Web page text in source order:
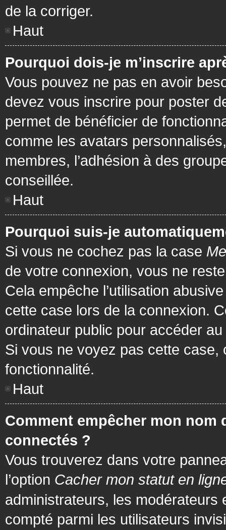
de la corriger.
Haut
Pourquoi dois-je m’inscrire
Vous pouvez ne pas en avoir
devez vous inscrire pour poster
permet de bénéficier de
comme les avatars
membres, l’adhésion à des
conseillée.
Haut
Pourquoi suis-je
Si vous ne cochez pas la case
de votre connexion, vous ne
Cela empêche l’utilisation
cette case lors de la connexion.
ordinateur public pour accéder
Si vous ne voyez pas cette case,
fonctionnalité.
Haut
Comment empêcher mon nom
connectés ?
Vous trouverez dans votre
l’option Cacher mon statut en
administrateurs, les
compté parmi les utilisateurs